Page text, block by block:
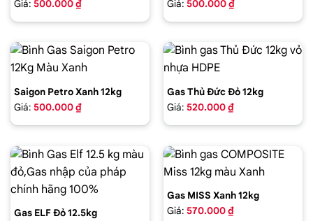
Giá: 500.000 ₫
Giá: 500.000 ₫
Saigon Petro Xanh 12kg
Giá: 500.000 ₫
Gas Thủ Đức Đỏ 12kg
Giá: 520.000 ₫
Gas ELF Đỏ 12.5kg
Gas MISS Xanh 12kg
Giá: 570.000 ₫